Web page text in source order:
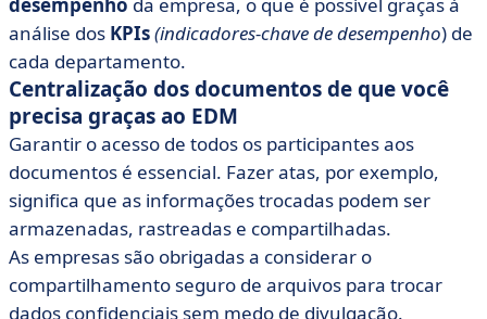
análise dos KPIs(indicadores-chave de desempenho) de
cada departamento.
Centralização dos documentos de que você
precisa graças ao EDM
Garantir o acesso de todos os participantes aos
documentos é essencial. Fazer atas, por exemplo,
significa que as informações trocadas podem ser
armazenadas, rastreadas e compartilhadas.
As empresas são obrigadas a considerar o
compartilhamento seguro de arquivos para trocar
dados confidenciais sem medo de divulgação.